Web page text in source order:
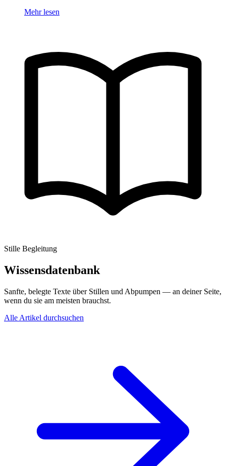
Mehr lesen
Stille Begleitung
Wissensdatenbank
Sanfte, belegte Texte über Stillen und Abpumpen — an deiner Seite,
wenn du sie am meisten brauchst.
Alle Artikel durchsuchen